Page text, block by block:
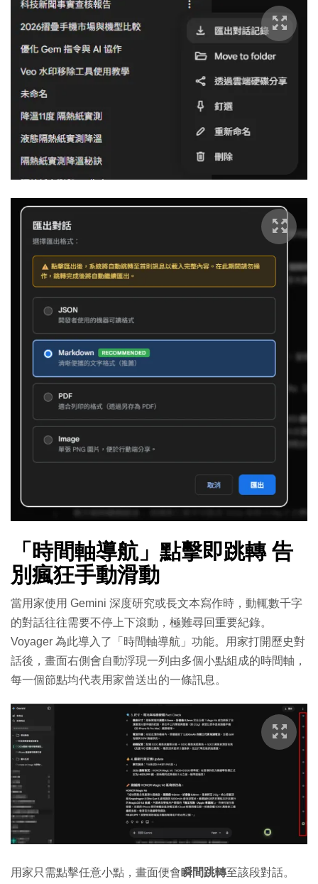
「時間軸導航」點擊即跳轉 告
別瘋狂手動滑動
當用家使用 Gemini 深度研究或長文本寫作時，動輒數千字
的對話往往需要不停上下滾動，極難尋回重要紀錄。
Voyager 為此導入了「時間軸導航」功能。
用家打開歷史對
話後，畫面右側會自動浮現一列由多個小點組成的時間軸，
每一個節點均代表用家曾送出的一條訊息。
用家只需點擊任意小點，畫面便會瞬間跳轉至該段對話。